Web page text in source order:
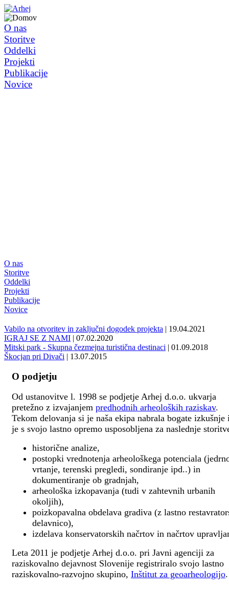
O nas
Storitve
Oddelki
Projekti
Publikacije
Novice
O nas
Storitve
Oddelki
Projekti
Publikacije
Novice
Vabilo na otvoritev in zaključni dogodek projekta | 19.04.2021
IGRAJ SE Z NAMI | 07.02.2020
Mitski park - Skupna čezmejna turistična destinaci | 01.09.2018
Škocjan pri Divači | 13.07.2015
O podjetju
Od ustanovitve l. 1998 se podjetje Arhej d.o.o. ukvarja
pretežno z izvajanjem predhodnih arheoloških raziskav.
Tekom delovanja si je naša ekipa nabrala bogate izkušnje
je s svojo lastno opremo usposobljena za naslednje
historične analize,
postopki vrednotenja arheološkega potenciala
vrtanje, terenski pregledi, sondiranje ipd..) in
dokumentiranje ob gradnjah,
arheološka izkopavanja (tudi v zahtevnih urbanih
okoljih),
poizkopavalna obdelava gradiva (z lastno
delavnico),
izdelava konservatorskih načrtov in načrtov
Leta 2011 je podjetje Arhej d.o.o. pri Javni agenciji za
raziskovalno dejavnost Slovenije registriralo svojo lastno
raziskovalno-razvojno skupino, Inštitut za geoarheologijo.